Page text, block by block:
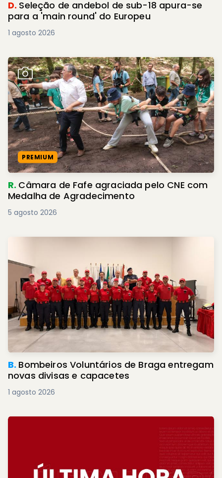
D. Seleção de andebol de sub-18 apura-se
para a 'main round' do Europeu
1 agosto 2026
PREMIUM
R. Câmara de Fafe agraciada pelo CNE com
Medalha de Agradecimento
5 agosto 2026
B. Bombeiros Voluntários de Braga entregam
novas divisas e capacetes
1 agosto 2026